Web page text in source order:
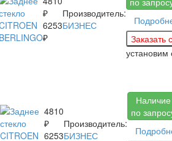
₽
6253
₽
Производитель:
БИЗНЕС
установим
4810
₽
6253
Производитель:
БИЗНЕС
Наличие
по